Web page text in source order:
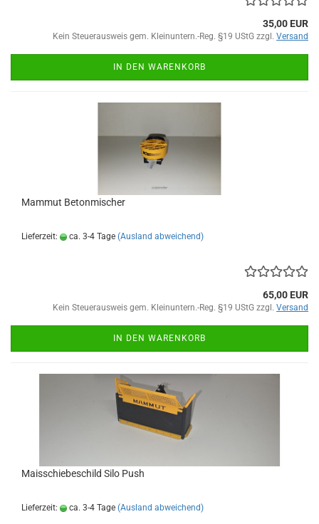
35,00 EUR
Kein Steuerausweis gem. Kleinuntern.-Reg. §19 UStG zzgl. Versand
IN DEN WARENKORB
Mammut Betonmischer
Lieferzeit: ca. 3-4 Tage (Ausland abweichend)
65,00 EUR
Kein Steuerausweis gem. Kleinuntern.-Reg. §19 UStG zzgl. Versand
IN DEN WARENKORB
Maisschiebeschild Silo Push
Lieferzeit: ca. 3-4 Tage (Ausland abweichend)